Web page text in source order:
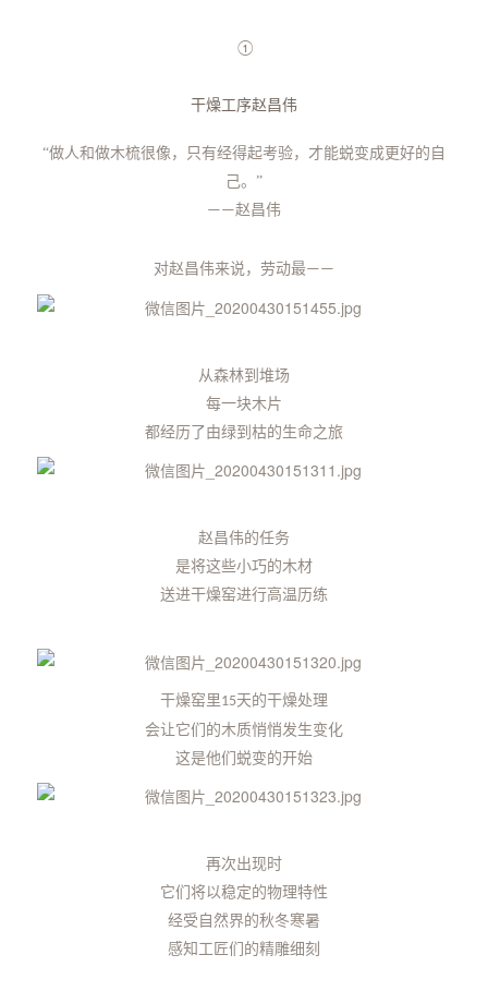
①
干燥工序赵昌伟
“做人和做木梳很像 ， 只有经得起考验， 才能蜕变成更好的自
己。 ”
——赵昌伟
对赵昌伟来说， 劳动最——
从森林到堆场
每一块木片
都经历了由绿到枯的生命之旅
赵昌伟的任务
是将这些小巧的木材
送进干燥窑进行高温历练
干燥窑里15天的干燥处理
会让它们的木质悄悄发生变化
这是他们蜕变的开始
再次出现时
它们将以稳定的物理特性
经受自然界的秋冬寒暑
感知工匠们的精雕细刻